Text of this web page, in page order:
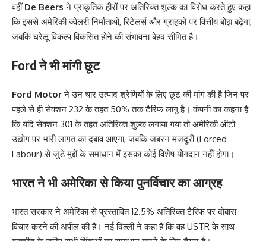
वहींDe Beers ने प्राकृतिक हीरों पर अतिरिक्त शुल्क का विरोध करते हुए कहा
कि इससे अमेरिकी ज्वेलरी निर्माताओं, रिटेलर्स और ग्राहकों पर वित्तीय बोझ बढ़ेगा,
जबकि घरेलू विकल्प विकसित होने की संभावना बेहद सीमित है।
Ford ने भी मांगी छूट
Ford Motorने उन चार उत्पाद श्रेणियों के लिए छूट की मांग की है जिन पर
पहले से ही सेक्शन 232 के तहत 50% तक टैरिफ लागू है। कंपनी का कहना है
कि यदि सेक्शन 301 के तहत अतिरिक्त शुल्क लगाया गया तो अमेरिकी ऑटो
उद्योग पर भारी लागत का दबाव आएगा, जबकि जबरन मजदूरी (Forced
Labour) से जुड़े मुद्दों के समाधान में इसका कोई विशेष योगदान नहीं होगा।
भारत ने भी अमेरिका से किया पुनर्विचार का आग्रह
भारत सरकार ने अमेरिका से प्रस्तावित 12.5% अतिरिक्त टैरिफ पर दोबारा
विचार करने की अपील की है। नई दिल्ली ने कहा है कि वह USTR के साथ